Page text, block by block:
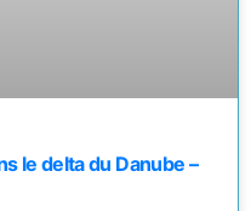
le delta du Danube –